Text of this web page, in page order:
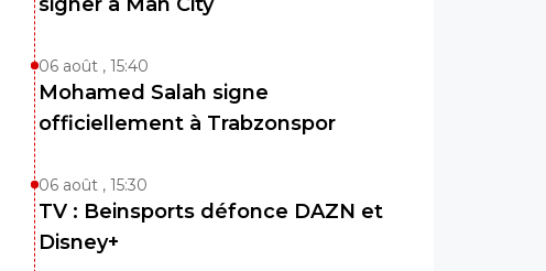
06 août , 15:40
Mohamed Salah signe
officiellement à Trabzonspor
06 août , 15:30
TV : Beinsports défonce DAZN et
Disney+